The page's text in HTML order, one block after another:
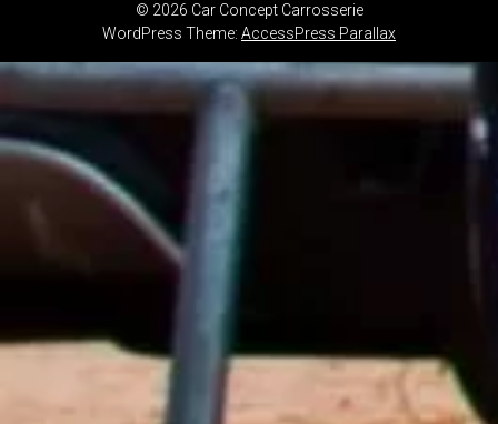
© 2026 Car Concept Carrosserie
WordPress Theme: AccessPress Parallax